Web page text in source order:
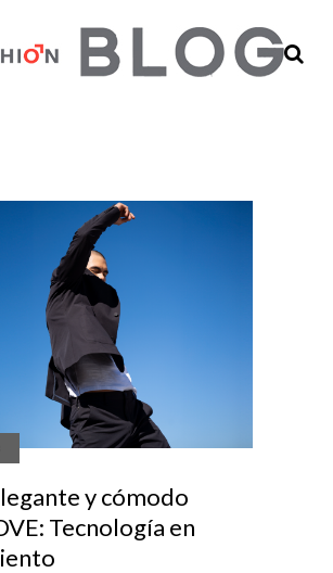
y cómodo
Tecnología en